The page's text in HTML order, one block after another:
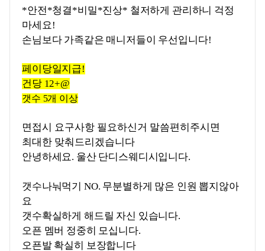
*안전*청결*비밀*진상* 철저하게 관리하니 걱정
마세요!
손님보다 가족같은 매니저들이 우선입니다!
페이당일지급!
건당 12+@
갯수 5개 이상
면접시 요구사항 필요하신거 말씀편히주시면
최대한 맞춰드리겠습니다
안녕하세요. 울산 단디스웨디시입니다.
갯수나눠먹기 NO. 무분별하게 많은 인원 뽑지않아
요
갯수확실하게 해드릴 자신 있습니다.
오픈 멤버 정중히 모십니다.
오픈발 확실히 보장합니다